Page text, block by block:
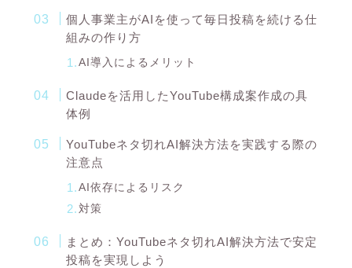
個人事業主がAIを使って毎日投稿を続ける仕
組みの作り方
AI導入によるメリット
Claudeを活用したYouTube構成案作成の具
体例
YouTubeネタ切れAI解決方法を実践する際の
注意点
AI依存によるリスク
対策
まとめ：YouTubeネタ切れAI解決方法で安定
投稿を実現しよう